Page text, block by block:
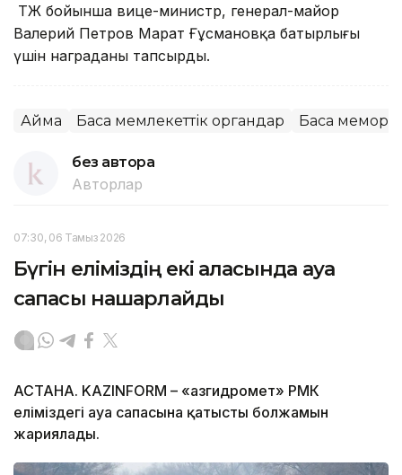
ТЖ бойынша вице-министр, генерал-майор
Валерий Петров Марат Ғұсмановқа батырлығы
үшін награданы тапсырды.
Аймақ Басқа мемлекеттік органдар Басқа
без автора
Авторлар
07:30, 06 Тамыз 2026
Бүгін еліміздің екі қаласында ауа
сапасы нашарлайды
АСТАНА. KAZINFORM – «Қазгидромет» РМК
еліміздегі ауа сапасына қатысты болжамын
жариялады.